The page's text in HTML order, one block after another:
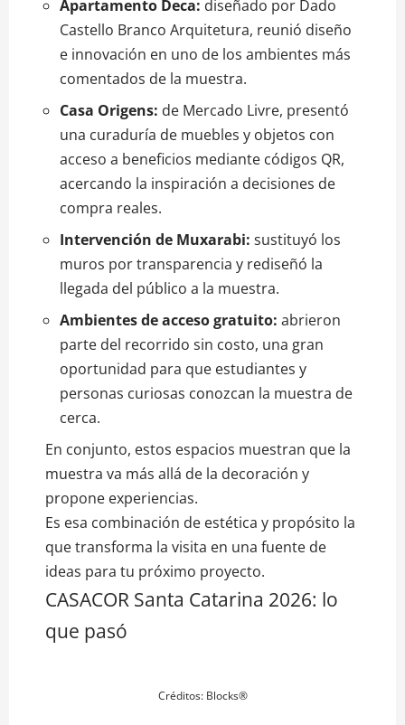
Apartamento Deca: diseñado por Dado
Castello Branco Arquitetura, reunió diseño
e innovación en uno de los ambientes más
comentados de la muestra.
Casa Origens: de Mercado Livre, presentó
una curaduría de muebles y objetos con
acceso a beneficios mediante códigos QR,
acercando la inspiración a decisiones de
compra reales.
Intervención de Muxarabi: sustituyó los
muros por transparencia y rediseñó la
llegada del público a la muestra.
Ambientes de acceso gratuito: abrieron
parte del recorrido sin costo, una gran
oportunidad para que estudiantes y
personas curiosas conozcan la muestra de
cerca.
En conjunto, estos espacios muestran que la
muestra va más allá de la decoración y
propone experiencias.
Es esa combinación de estética y propósito la
que transforma la visita en una fuente de
ideas para tu próximo proyecto.
CASACOR Santa Catarina 2026: lo
que pasó
Créditos: Blocks®